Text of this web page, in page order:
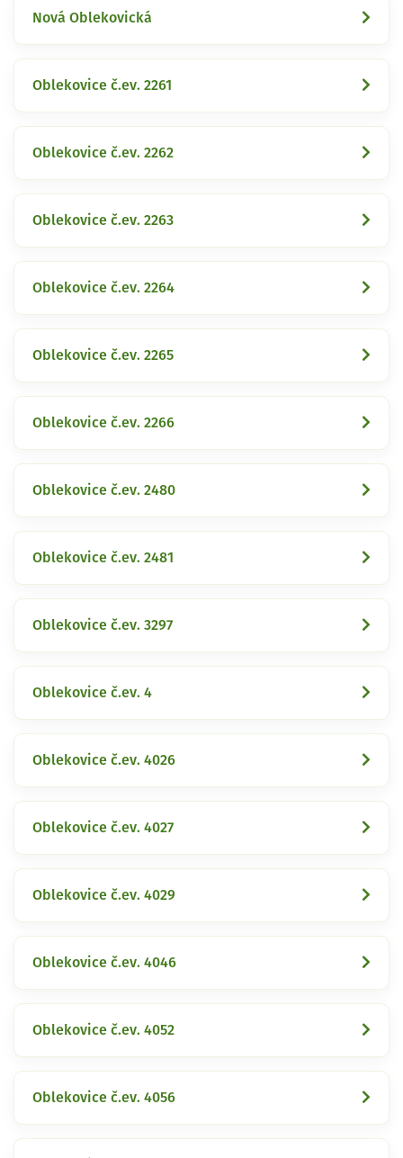
Nová Oblekovická
Oblekovice č.ev. 2261
Oblekovice č.ev. 2262
Oblekovice č.ev. 2263
Oblekovice č.ev. 2264
Oblekovice č.ev. 2265
Oblekovice č.ev. 2266
Oblekovice č.ev. 2480
Oblekovice č.ev. 2481
Oblekovice č.ev. 3297
Oblekovice č.ev. 4
Oblekovice č.ev. 4026
Oblekovice č.ev. 4027
Oblekovice č.ev. 4029
Oblekovice č.ev. 4046
Oblekovice č.ev. 4052
Oblekovice č.ev. 4056